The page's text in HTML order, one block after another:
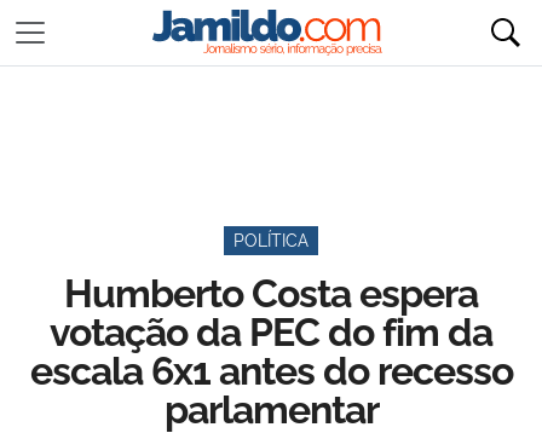
POLÍTICA
Humberto Costa espera
votação da PEC do fim da
escala 6x1 antes do recesso
parlamentar